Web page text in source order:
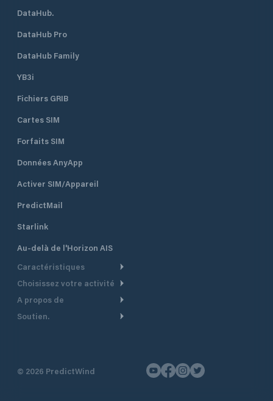
DataHub.
DataHub Pro
DataHub Family
YB3i
Fichiers GRIB
Cartes SIM
Forfaits SIM
Données AnyApp
Activer SIM/Appareil
PredictMail
Starlink
Au-delà de l'Horizon AIS
Caractéristiques
Routage Météo
Routage bateau à moteur
Suivi GPS
Choisissez votre activité
Croisière
A propos de
Aperçu
Soutien.
Nous contacter
© 2026 PredictWind